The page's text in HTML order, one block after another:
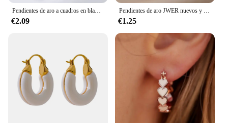
Pendientes de aro a cuadros en blanco y negro para mujer, aretes redondos de cobre epoxi, Huggie, accesorios para Piercing en la oreja, nueva moda
€2.09
Pendientes de aro JWER nuevos y exquisitos con empalme de flores blancas para mujer, pendientes C versátiles a la moda, joyería elegante de tendencia coreana
€1.25